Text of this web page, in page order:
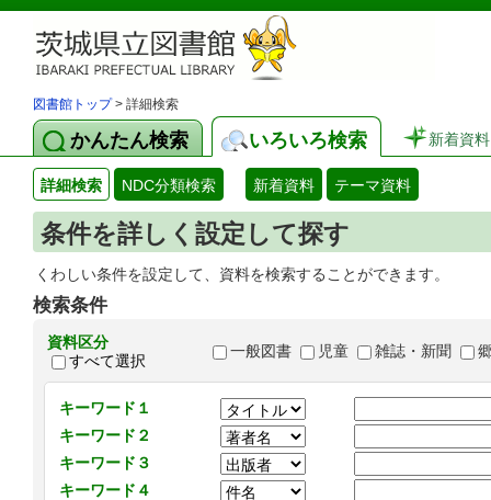
図書館トップ> 詳細検索
かんたん検索 いろいろ検索 新着資料
詳細検索 NDC分類検索 新着資料 テーマ資料
条件を詳しく設定して探す
くわしい条件を設定して、資料を検索することができます。
検索条件
資料区分
すべて選択
一般図書 児童 雑誌・新聞
キーワード１
キーワード２
キーワード３
キーワード４